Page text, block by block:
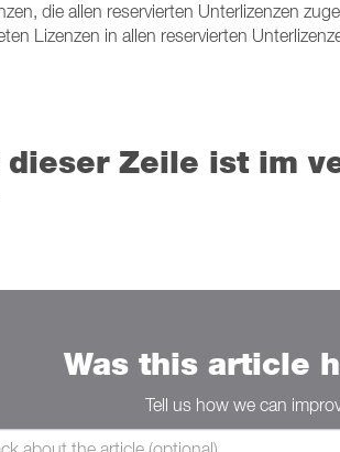
die allen reservierten Unterlizenzen
Lizenzen in allen reservierten
dieser Zeile ist im
Was this article
Tell us how we can